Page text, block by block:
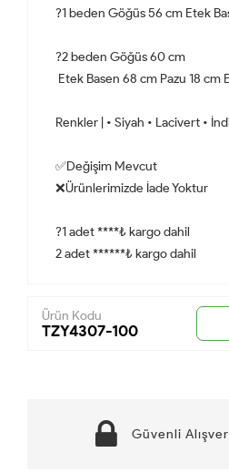
?1 beden Göğüs 56 cm Etek
?2 beden Göğüs 60 cm
Etek Basen 68 cm Pazu 18 cm
Renkler | • Siyah • Lacivert •
✅Değişim Mevcut
❌Ürünlerimizde İade Yoktur
?1 adet ****₺ kargo dahil
2 adet ******₺ kargo dahil
Ürün Kodu
TZY4307-100
Güvenli